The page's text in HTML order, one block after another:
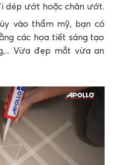
dép ướt hoặc chân ướt.
vào thẩm mỹ, bạn có
các họa tiết sáng tạo
Vừa đẹp mắt vừa an